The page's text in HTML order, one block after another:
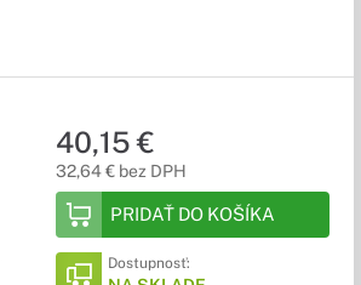
40,15 €
32,64 € bez DPH
PRIDAŤ DO KOŠÍKA
Dostupnosť: